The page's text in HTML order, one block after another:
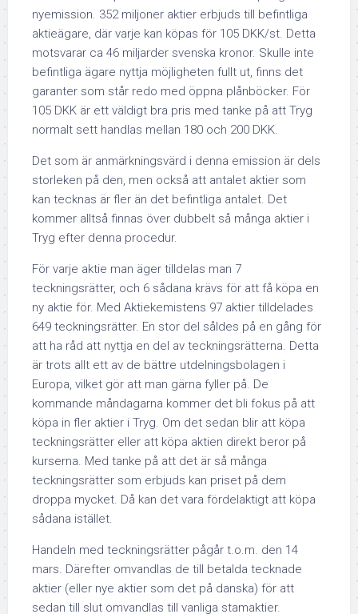
nyemission. 352 miljoner aktier erbjuds till befintliga
aktieägare, där varje kan köpas för 105 DKK/st. Detta
motsvarar ca 46 miljarder svenska kronor. Skulle inte
befintliga ägare nyttja möjligheten fullt ut, finns det
garanter som står redo med öppna plånböcker. För
105 DKK är ett väldigt bra pris med tanke på att Tryg
normalt sett handlas mellan 180 och 200 DKK.
Det som är anmärkningsvärd i denna emission är dels
storleken på den, men också att antalet aktier som
kan tecknas är fler än det befintliga antalet. Det
kommer alltså finnas över dubbelt så många aktier i
Tryg efter denna procedur.
För varje aktie man äger tilldelas man 7
teckningsrätter, och 6 sådana krävs för att få köpa en
ny aktie för. Med Aktiekemistens 97 aktier tilldelades
649 teckningsrätter. En stor del såldes på en gång för
att ha råd att nyttja en del av teckningsrätterna. Detta
är trots allt ett av de bättre utdelningsbolagen i
Europa, vilket gör att man gärna fyller på. De
kommande måndagarna kommer det bli fokus på att
köpa in fler aktier i Tryg. Om det sedan blir att köpa
teckningsrätter eller att köpa aktien direkt beror på
kurserna. Med tanke på att det är så många
teckningsrätter som erbjuds kan priset på dem
droppa mycket. Då kan det vara fördelaktigt att köpa
sådana istället.
Handeln med teckningsrätter pågår t.o.m. den 14
mars. Därefter omvandlas de till betalda tecknade
aktier (eller nye aktier som det på danska) för att
sedan till slut omvandlas till vanliga stamaktier.